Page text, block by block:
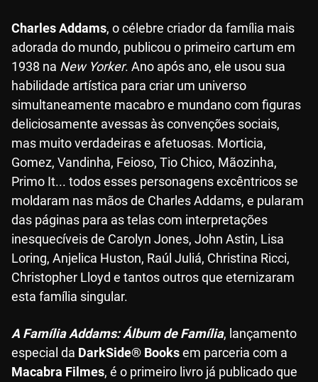
Charles Addams, o célebre criador da família mais
adorada do mundo, publicou o primeiro cartum em
1938 na New Yorker. Ano após ano, ele usou sua
habilidade artística para criar um universo
simultaneamente macabro e mundano com figuras
deliciosamente avessas às convenções sociais,
mas muito verdadeiras e afetuosas. Morticia,
Gomez, Vandinha, Feioso, Tio Chico, Mãozinha,
Primo It... todos esses personagens excêntricos se
moldaram nas mãos de Charles Addams, e pularam
das páginas para as telas com interpretações
inesquecíveis de Carolyn Jones, John Astin, Lisa
Loring, Anjelica Huston, Raúl Juliá, Christina Ricci,
Christopher Lloyd e tantos outros que eternizaram
esta família singular.
A Família Addams: Álbum de Família, lançamento
especial da DarkSide® Booksem parceria com a
Macabra Filmes, é o primeiro livro já publicado que